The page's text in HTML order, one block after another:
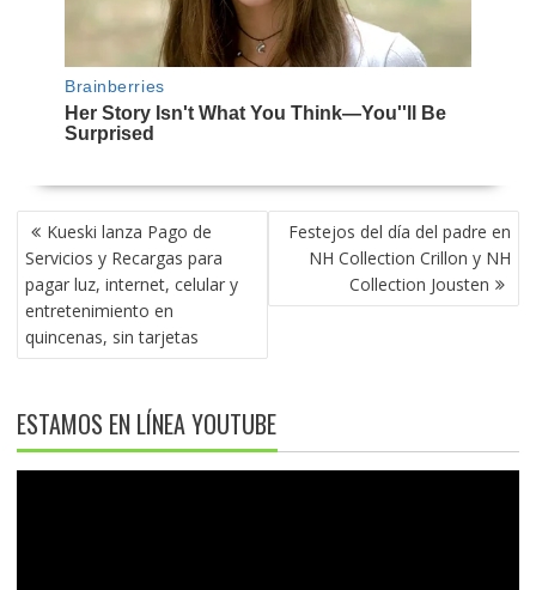
NAVEGACIÓN
DE
ENTRADAS
Kueski lanza Pago de
Servicios y Recargas para
pagar luz, internet, celular y
entretenimiento en
quincenas, sin tarjetas
Festejos del día del padre en
NH Collection Crillon y NH
Collection Jousten
ESTAMOS EN LÍNEA YOUTUBE